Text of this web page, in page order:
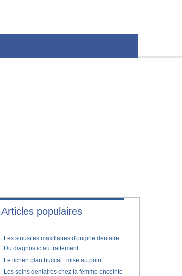
Articles populaires
Les sinusites maxillaires d'origine dentaire :
Du diagnostic au traitement
Le lichen plan buccal : mise au point
Les soins dentaires chez la femme enceinte